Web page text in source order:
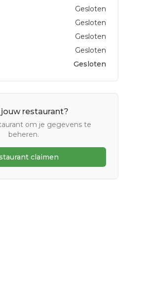
Gesloten
Gesloten
Gesloten
Gesloten
Gesloten
restaurant?
om je gegevens te
beheren.
claimen